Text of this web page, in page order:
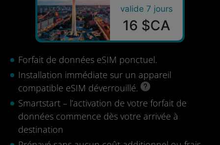
valide 7 jours
16 $CA
Forfait de données eSIM ponctuel.
Installation immédiate sur un appareil
compatible eSIM déverrouillé.
Smartstart – l’activation de votre forfait de
données commence dès votre arrivée à
destination